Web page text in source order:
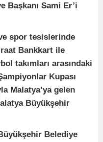
Başkanı Sami Er’i
spor tesislerinde
Bankkart ile
takımları arasındaki
Kupası
Malatya’ya gelen
Büyükşehir
Belediye